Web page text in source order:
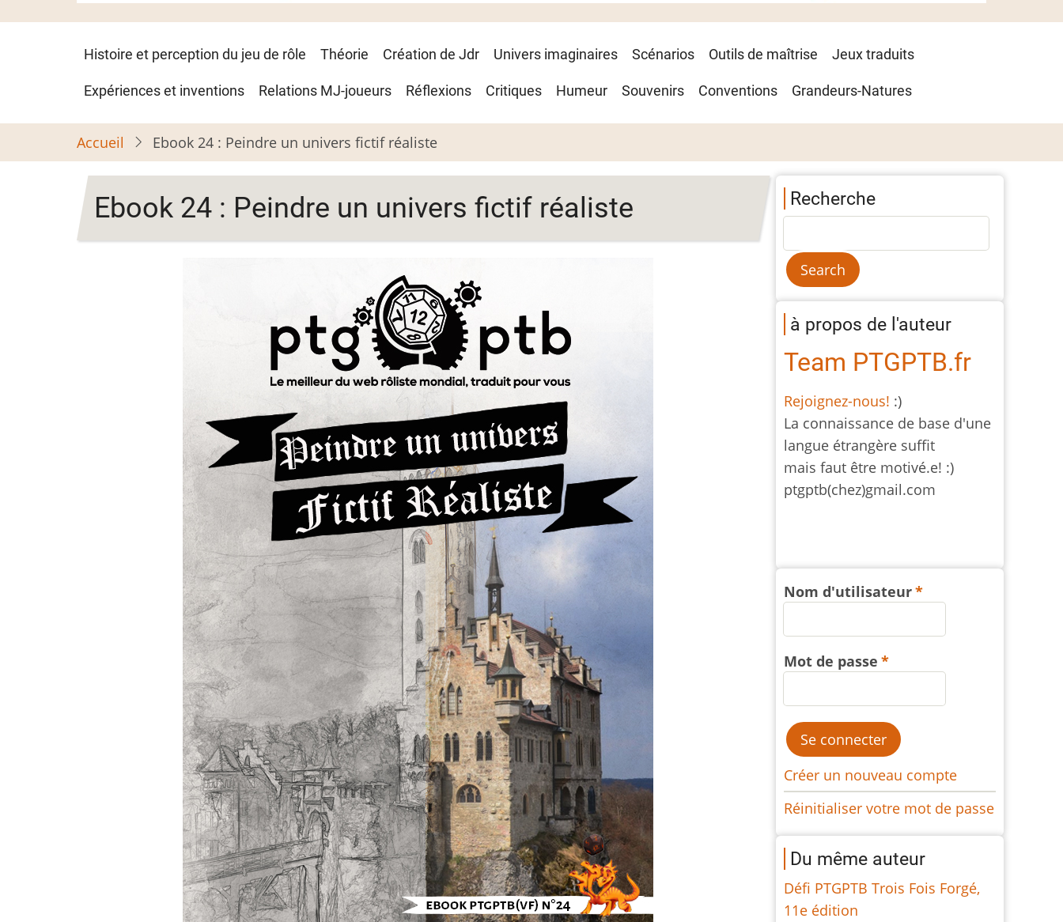
Navigation
principale
Histoire et perception du jeu de rôle Théorie Création de Jdr Univers imaginaires Scénarios Outils de maîtrise Jeux traduits
Expériences et inventions Relations MJ-joueurs Réflexions Critiques Humeur Souvenirs Conventions Grandeurs-Natures
Accueil Ebook 24 : Peindre un univers fictif réaliste
Ebook 24 : Peindre un univers fictif réaliste Recherche
à propos de l'auteur
Team PTGPTB.fr
Rejoignez-nous! :)
La connaissance de base d'une
langue étrangère suffit
mais faut être motivé.e! :)
ptgptb(chez)gmail.com
Nom d'utilisateur
Mot de passe
Créer un nouveau compte
Réinitialiser votre mot de passe
Du même auteur
Défi PTGPTB Trois Fois Forgé,
11e édition